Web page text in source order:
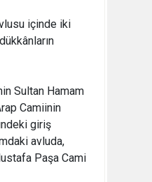
içinde iki
Sultan Hamam
Camiinin
giriş
avluda,
Paşa Cami